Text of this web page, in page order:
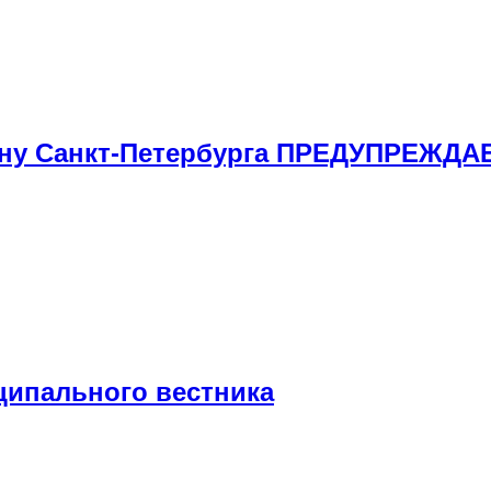
Санкт-Петербурга
вестника